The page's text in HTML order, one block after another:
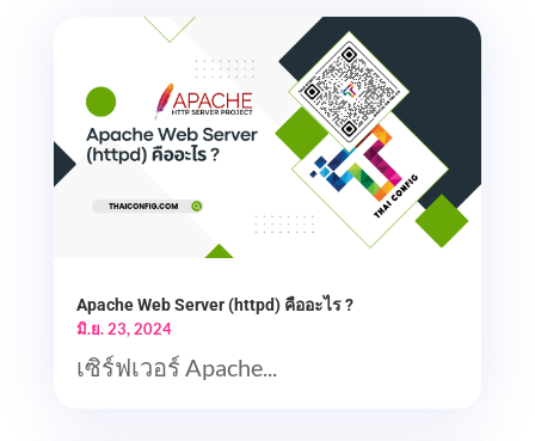
Apache Web Server (httpd) คืออะไร ?
มิ.ย. 23, 2024
เซิร์ฟเวอร์ Apache...